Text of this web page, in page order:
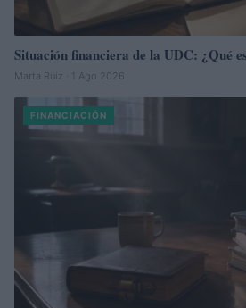
Situación financiera de la UDC: ¿Qué
Marta Ruiz · 1 Ago 2026
FINANCIACIÓN